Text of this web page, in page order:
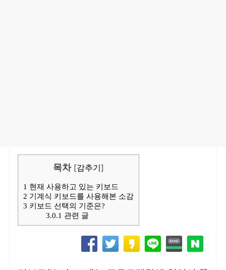
목차 [감추기]
1 현재 사용하고 있는 키보드
2 기계식 키보드를 사용해본 소감
3 키보드 선택의 기준은?
3.0.1 관련 글